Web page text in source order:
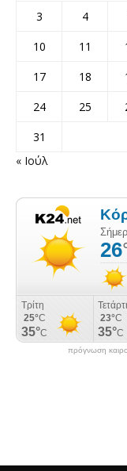
3
4
10
11
17
18
24
25
31
« Ιούλ
πρόγνωση